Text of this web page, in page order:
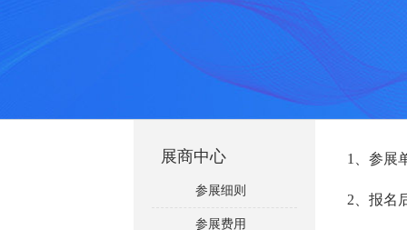
展商中心
参展细则
参展费用
1、参展
2、报名